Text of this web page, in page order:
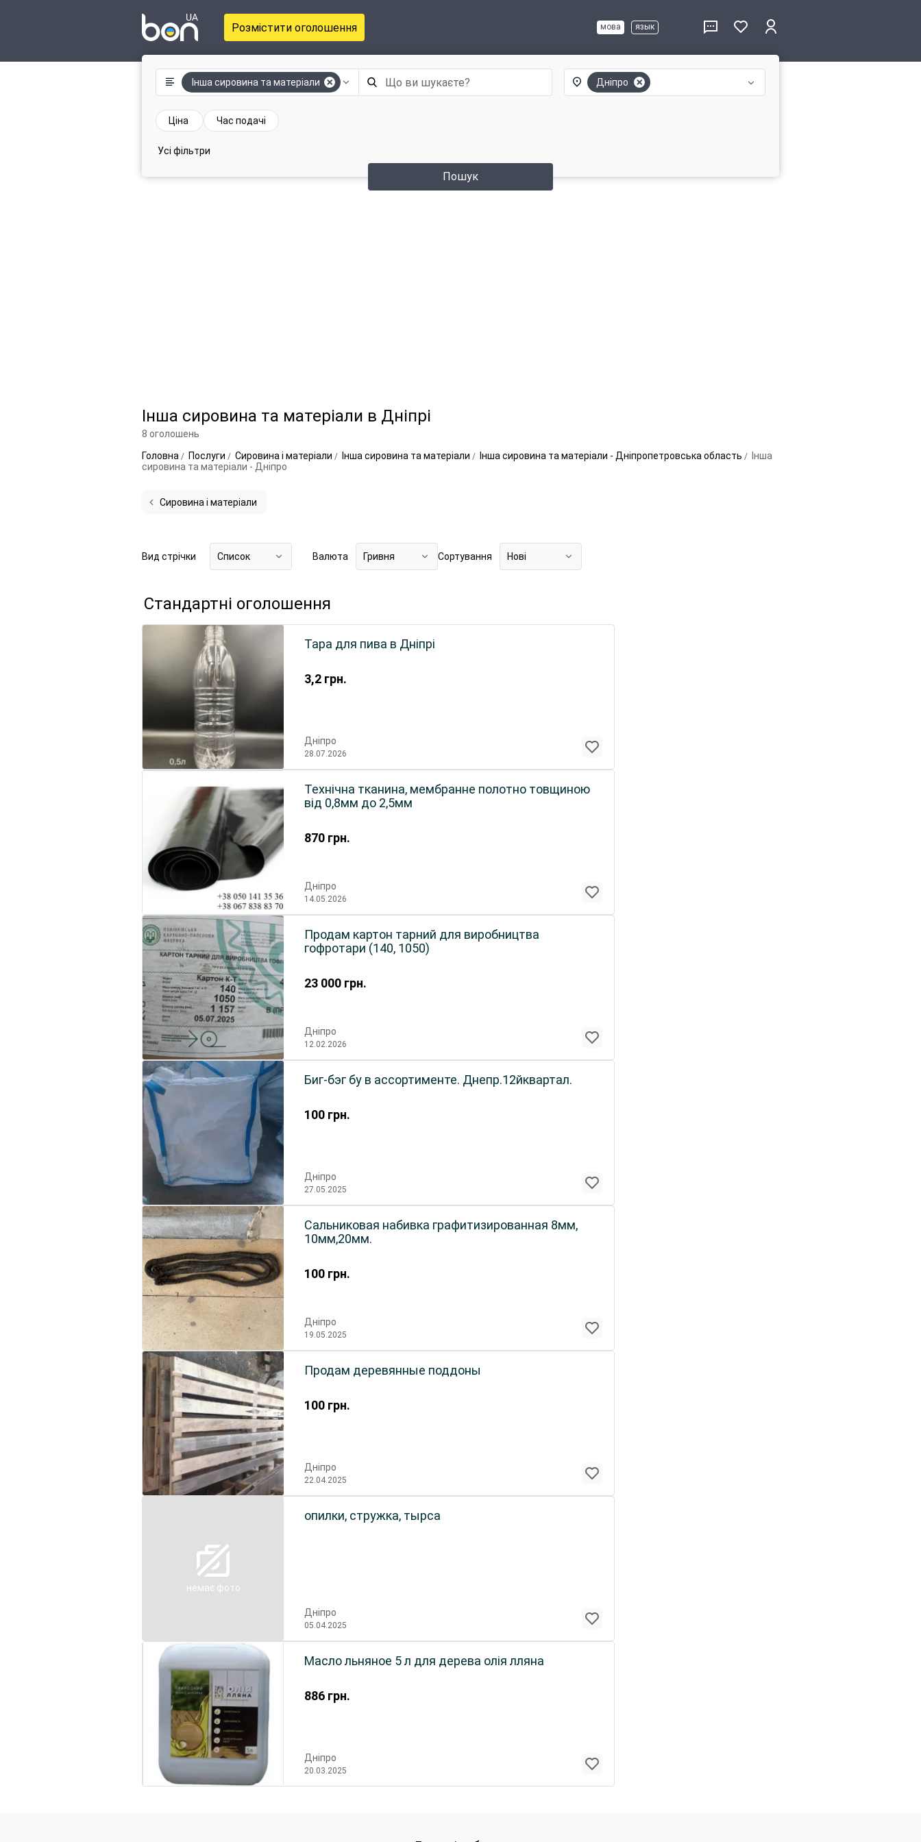
Розмістити оголошення мова язык
Інша сировина та матеріали Дніпро
Пошук
Ціна Час подачі
Усі фільтри
Інша сировина та матеріали в Дніпрі
8 оголошень
Головна
Послуги Сировина і матеріали Інша сировина та матеріали Інша сировина та матеріали - Дніпропетровська область
Інша
сировина та матеріали - Дніпро
Сировина і матеріали
Вид стрічки Список Валюта Гривня Сортування Нові
Стандартні оголошення
3,2 грн.
Тара для пива в Дніпрі
Дніпро
28.07.2026
870 грн.
Технічна тканина, мембранне полотно товщиною
від 0,8мм до 2,5мм
Дніпро
14.05.2026
23 000 грн.
Продам картон тарний для виробництва
гофротари (140, 1050)
Дніпро
12.02.2026
100 грн.
Биг-бэг бу в ассортименте. Днепр.12йквартал.
Дніпро
27.05.2025
100 грн.
Сальниковая набивка графитизированная 8мм,
10мм,20мм.
Дніпро
19.05.2025
100 грн.
Продам деревянные поддоны
Дніпро
22.04.2025
немає фото
опилки, стружка, тырса
Дніпро
05.04.2025
886 грн.
Масло льняное 5 л для дерева олія лляна
Дніпро
20.03.2025